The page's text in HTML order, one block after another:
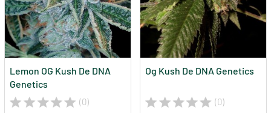
Lemon OG Kush De DNA
Genetics
(0)
Og Kush De DNA Genetics
(0)